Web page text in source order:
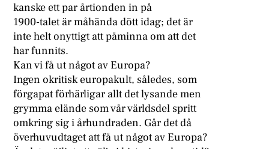
kanske ett par årtionden in på
1900-talet är måhända dött idag; det är
inte helt onyttigt att påminna om att det
har funnits.
Kan vi få ut något av Europa?
Ingen okritisk europakult, således, som
förgapat förhärligar allt det lysande men
grymma elände som vår världsdel spritt
omkring sig i århundraden. Går det då
överhuvudtaget att få ut något av Europa?